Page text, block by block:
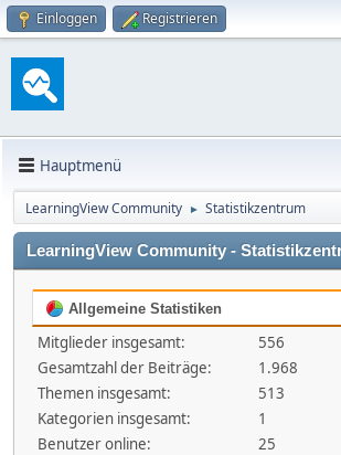
Einloggen Registrieren
Hauptmenü
LearningView Community ► Statistikzentrum
LearningView Community -
Allgemeine Statistiken
Mitglieder insgesamt:
556
Gesamtzahl der Beiträge:
1.968
Themen insgesamt:
513
Kategorien insgesamt:
1
Benutzer online:
25